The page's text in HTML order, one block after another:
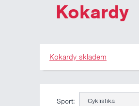
Kokardy
Kokardy skladem
Sport: Cyklistika